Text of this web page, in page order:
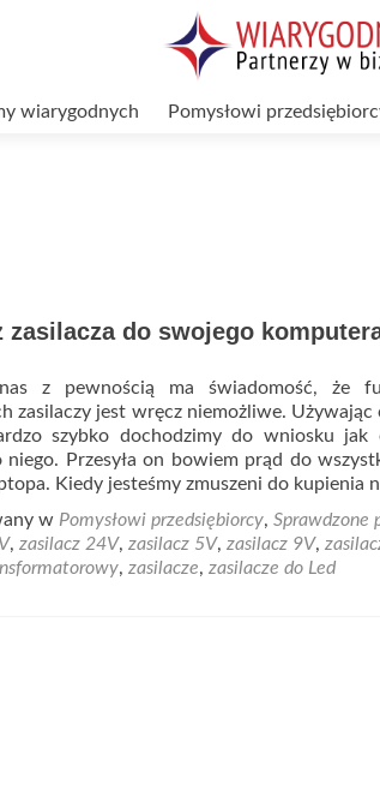
wiarygodnych Pomysłowi
zasilacza do swojego
z pewnością ma świadomość, że
zasilaczy jest wręcz niemożliwe.
szybko dochodzimy do wniosku
niego. Przesyła on bowiem prąd do
Kiedy jesteśmy zmuszeni do kupienia
w Pomysłowi przedsiębiorcy, Sprawdzone
, zasilacz 24V, zasilacz 5V, zasilacz 9V,
, zasilacze, zasilacze do Led